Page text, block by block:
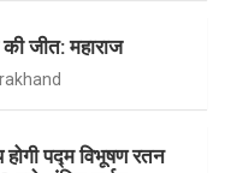
e
की जीत: महाराज
पद्म विभूषण रतन